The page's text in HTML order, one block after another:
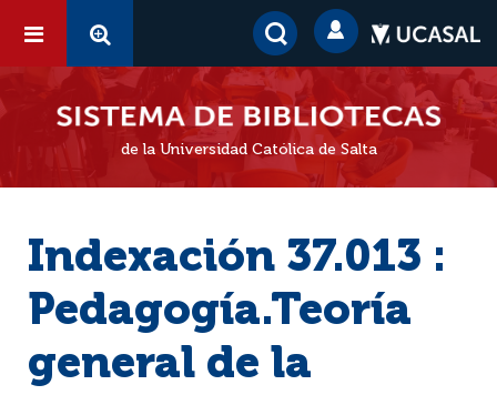
de la Universidad Católica de Salta
Indexación 37.013 :
Pedagogía.Teoría
general de la